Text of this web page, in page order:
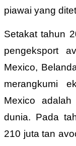
piawai yang
Setakat tahun
pengeksport
Mexico,
merangkumi
Mexico
dunia. Pada
210 juta tan